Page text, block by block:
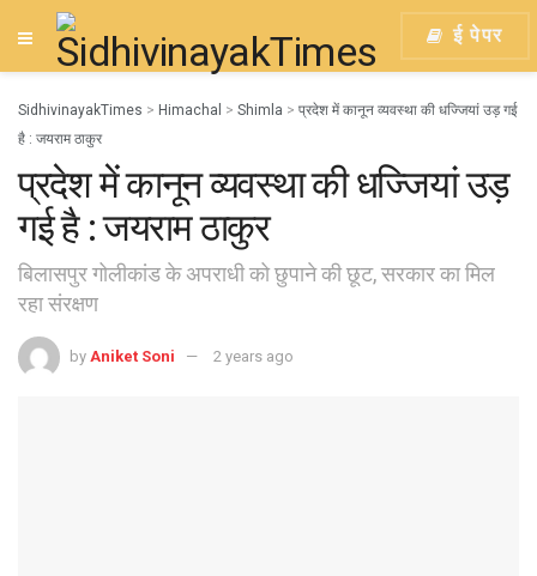
ई पेपर
SidhivinayakTimes > Himachal > Shimla > प्रदेश में कानून व्यवस्था की धज्जियां उड़ गई
है : जयराम ठाकुर
प्रदेश में कानून व्यवस्था की धज्जियां उड़
गई है : जयराम ठाकुर
बिलासपुर गोलीकांड के अपराधी को छुपाने की छूट, सरकार का मिल
रहा संरक्षण
by Aniket Soni 2 years ago